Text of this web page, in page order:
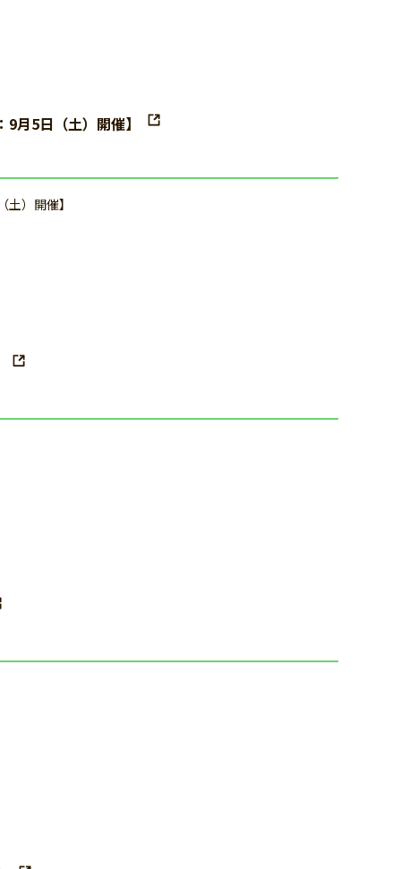
月5日（土）開催】
）開催】